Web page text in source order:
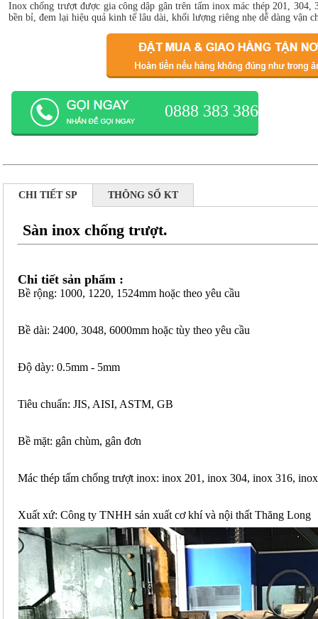
Inox chống trượt được gia công dập gân trên tấm inox mác thép 201, 304,
bền bỉ, đem lại hiệu quả kinh tế lâu dài, khối lượng riêng nhẹ dễ dàng vận
0888 383 386
CHI TIẾT SP THÔNG SỐ KT
Sàn inox chống trượt.
Chi tiết sản phẩm :
Bề rộng: 1000, 1220, 1524mm hoặc theo yêu cầu
Bề dài: 2400, 3048, 6000mm hoặc tùy theo yêu cầu
Độ dày: 0.5mm - 5mm
Tiêu chuẩn: JIS, AISI, ASTM, GB
Bề mặt: gân chùm, gân đơn
Mác thép tấm chống trượt inox: inox 201, inox 304, inox 316,
Xuất xứ: Công ty TNHH sản xuất cơ khí và nội thất Thăng Long